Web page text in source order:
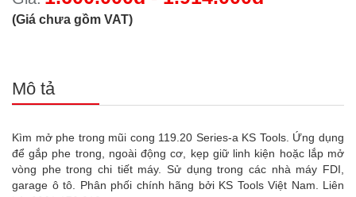
(Giá chưa gồm VAT)
Mô tả
Kìm mở phe trong mũi cong 119.20 Series-a KS Tools. Ứng dụng
để gắp phe trong, ngoài động cơ, kẹp giữ linh kiện hoặc lắp mở
vòng phe trong chi tiết máy. Sử dụng trong các nhà máy FDI,
garage ô tô. Phân phối chính hãng bởi KS Tools Việt Nam. Liên